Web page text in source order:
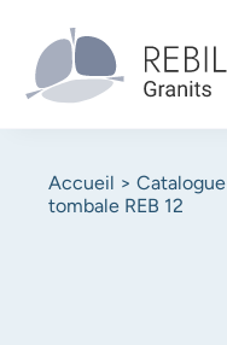
contenu
principal
Fil
d'Ariane
Accueil Catalogue
tombale REB 12